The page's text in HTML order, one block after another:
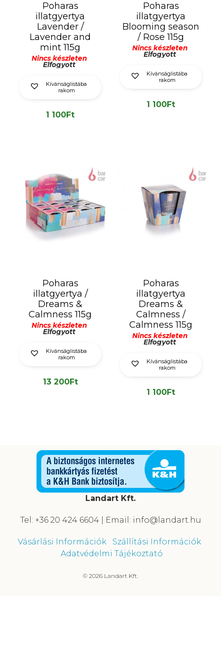
Poharas
illatgyertya
Lavender /
Lavender and
mint 115g
Nincs készleten
Elfogyott
Kívánságlistába
rakom
1 100Ft
Poharas
illatgyertya
Blooming season
/ Rose 115g
Nincs készleten
Elfogyott
Kívánságlistába
rakom
1 100Ft
Poharas
illatgyertya /
Dreams &
Calmness 115g
Nincs készleten
Elfogyott
Kívánságlistába
rakom
13 200Ft
Poharas
illatgyertya
Dreams &
Calmness /
Calmness 115g
Nincs készleten
Elfogyott
Kívánságlistába
rakom
1 100Ft
Landart Kft.
Tel: +36 20 424 6604 | Email: info@landart.hu
Vásárlási Információk
Szállítási Információk
Adatvédelmi Tájékoztató
© 2026 Landart Kft.